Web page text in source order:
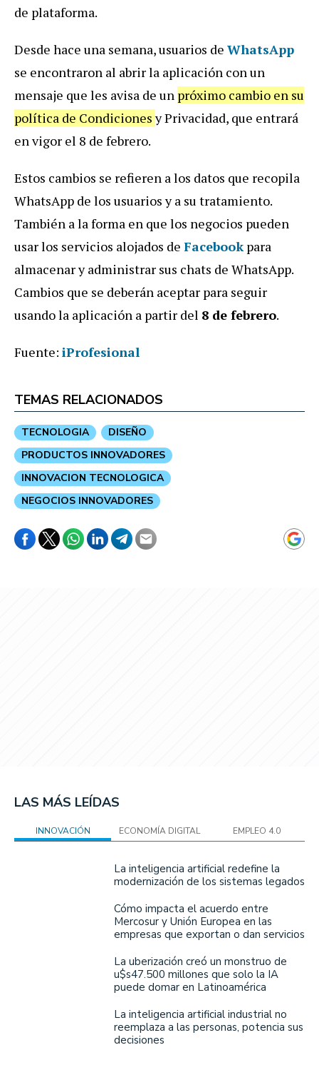
de plataforma.
Desde hace una semana, usuarios de WhatsApp
se encontraron al abrir la aplicación con un
mensaje que les avisa de un próximo cambio en su
política de Condicionesy Privacidad, que entrará
en vigor el 8 de febrero.
Estos cambios se refieren a los datos que recopila
WhatsApp de los usuarios y a su tratamiento.
También a la forma en que los negocios pueden
usar los servicios alojados de Facebookpara
almacenar y administrar sus chats de WhatsApp.
Cambios que se deberán aceptar para seguir
usando la aplicación a partir del 8 de febrero.
Fuente: iProfesional
TEMAS RELACIONADOS
TECNOLOGIA
DISEÑO
PRODUCTOS INNOVADORES
INNOVACION TECNOLOGICA
NEGOCIOS INNOVADORES
LAS MÁS LEÍDAS
INNOVACIÓN ECONOMÍA DIGITAL EMPLEO 4.0
La inteligencia artificial redefine la
modernización de los sistemas legados
Cómo impacta el acuerdo entre
Mercosur y Unión Europea en las
empresas que exportan o dan servicios
La uberización creó un monstruo de
u$s47.500 millones que solo la IA
puede domar en Latinoamérica
La inteligencia artificial industrial no
reemplaza a las personas, potencia sus
decisiones